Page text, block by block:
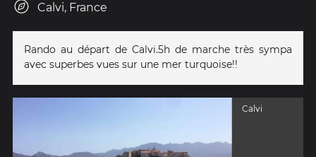
Calvi, France
Rando au départ de Calvi.5h de marche très sympa
avec superbes vues sur une mer turquoise!!
Calvi